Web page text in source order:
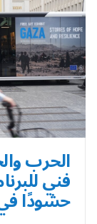
الحرب
فني
حشودًا في